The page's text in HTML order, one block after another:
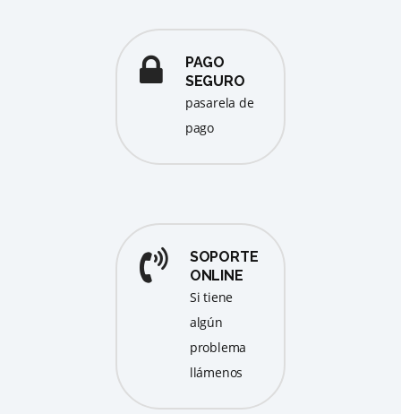
PAGO
SEGURO
pasarela de
pago
SOPORTE
ONLINE
Si tiene
algún
problema
llámenos